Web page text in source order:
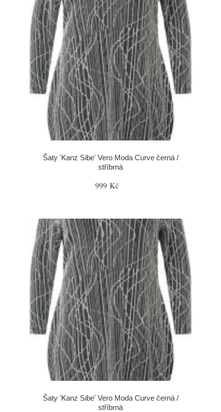
Šaty 'Kanz Sibe' Vero Moda Curve černá /
stříbrná
999 Kč
Šaty 'Kanz Sibe' Vero Moda Curve černá /
stříbrná